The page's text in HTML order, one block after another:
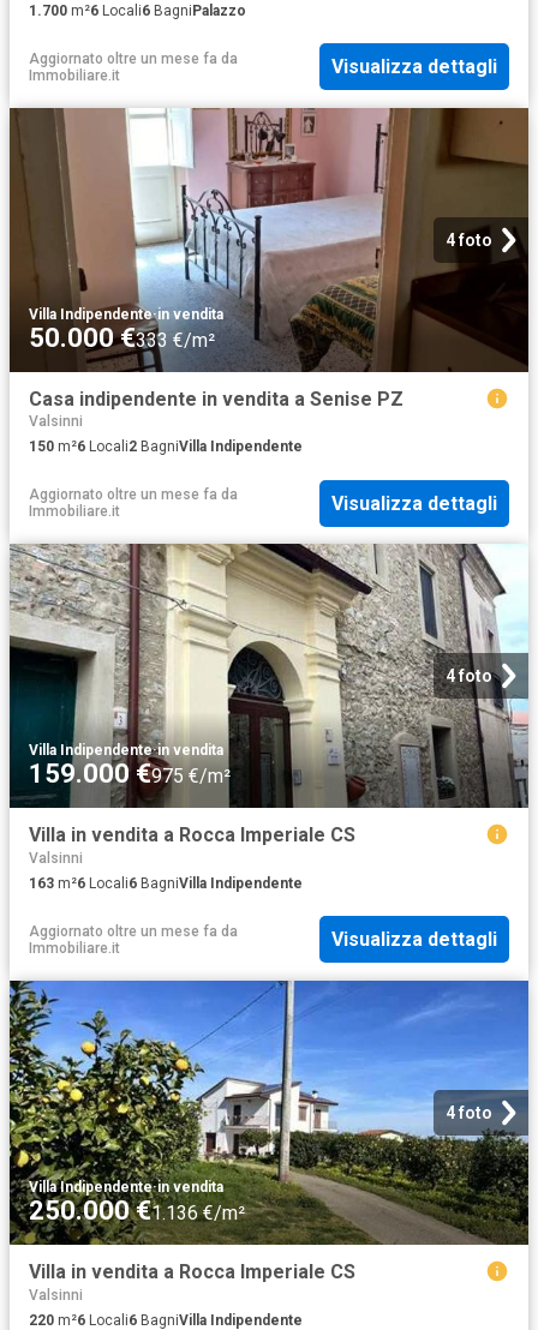
1.700 m²6 Locali6 BagniPalazzo
Aggiornato oltre un mese fa da
Immobiliare.it
Visualizza dettagli
4 foto
Villa Indipendente·in vendita
50.000 €333 €/m²
Casa indipendente in vendita a Senise PZ
Valsinni
150 m²6 Locali2 BagniVilla Indipendente
Aggiornato oltre un mese fa da
Immobiliare.it
Visualizza dettagli
4 foto
Villa Indipendente·in vendita
159.000 €975 €/m²
Villa in vendita a Rocca Imperiale CS
Valsinni
163 m²6 Locali6 BagniVilla Indipendente
Aggiornato oltre un mese fa da
Immobiliare.it
Visualizza dettagli
4 foto
Villa Indipendente·in vendita
250.000 €1.136 €/m²
Villa in vendita a Rocca Imperiale CS
Valsinni
220 m²6 Locali6 BagniVilla Indipendente